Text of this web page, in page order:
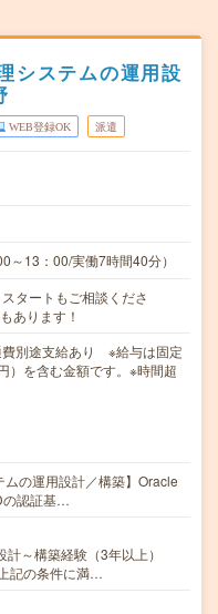
システムの運用設
WEB登録OK 派遣
13：00/実働7時間40分）
タートもご相談くださ
あります！
費別途支給あり ※給与は固定
）を含む金額です。※時間超
ムの運用設計／構築】Oracle
の認証基…
～構築経験（3年以上）
記の条件に満…